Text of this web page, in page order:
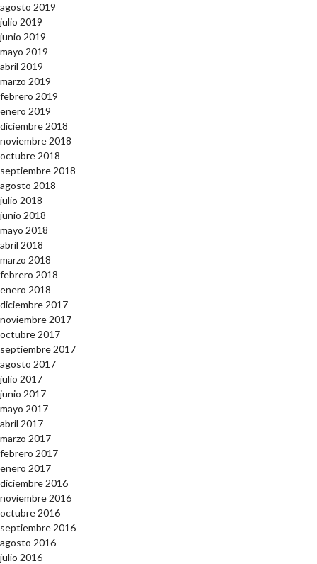
agosto 2019
julio 2019
junio 2019
mayo 2019
abril 2019
marzo 2019
febrero 2019
enero 2019
diciembre 2018
noviembre 2018
octubre 2018
septiembre 2018
agosto 2018
julio 2018
junio 2018
mayo 2018
abril 2018
marzo 2018
febrero 2018
enero 2018
diciembre 2017
noviembre 2017
octubre 2017
septiembre 2017
agosto 2017
julio 2017
junio 2017
mayo 2017
abril 2017
marzo 2017
febrero 2017
enero 2017
diciembre 2016
noviembre 2016
octubre 2016
septiembre 2016
agosto 2016
julio 2016